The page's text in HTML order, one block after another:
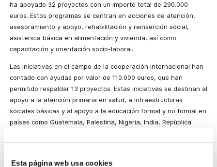
Esta página web usa cookies
ha apoyado 32 proyectos con un importe total de 290.000
euros. Estos programas se centran en acciones de atención,
asesoramiento y apoyo, rehabilitación y reinserción social,
asistencia básica en alimentación y vivienda, así como
capacitación y orientación socio-laboral.
Las iniciativas en el campo de la cooperación internacional han
contado con ayudas por valor de 110.000 euros, que han
permitido respaldar 13 proyectos. Estas iniciativas se destinan al
apoyo a la atención primaria en salud, a infraestructuras
sociales básicas y al apoyo a la educación formal y no formal en
países como Guatemala, Palestina, Nigeria, India, República
Dominicana, Perú y Jerusalén.
A la convocatoria han concurrido asociaciones sin ánimo de